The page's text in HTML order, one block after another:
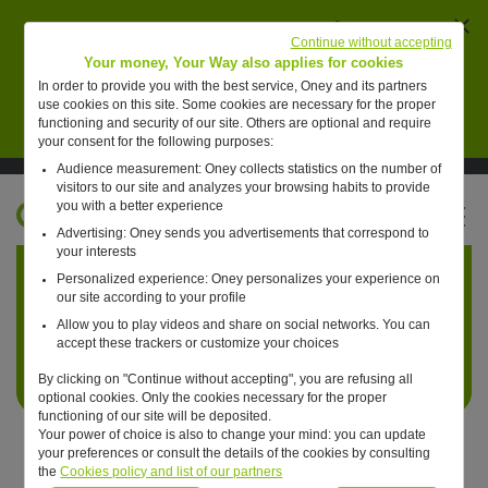
pour des collaborateurs de Oney pour vendre de
faux placements financiers.
En savoir plus
Suivre Oney sur LinkedIn
Suivre Oney sur YouTubeVoir les articles #oneday
Retour à l'accueil ?
Your money, Your Way also applies for cookies
In order to provide you with the best service, Oney and its partners
use cookies on this site. Some cookies are necessary for the proper
functioning and security of our site. Others are optional and require
your consent for the following purposes:
Audience measurement: Oney collects statistics on the number of
visitors to our site and analyzes your browsing habits to provide
you with a better experience
Advertising: Oney sends you advertisements that correspond to
your interests
Personalized experience: Oney personalizes your experience on
our site according to your profile
Allow you to play videos and share on social networks. You can
accept these trackers or customize your choices
By clicking on "Continue without accepting", you are refusing all
optional cookies. Only the cookies necessary for the proper
functioning of our site will be deposited.
Your power of choice is also to change your mind: you can update
your preferences or consult the details of the cookies by consulting
theCookies policy and list of our partners
Continue without accepting